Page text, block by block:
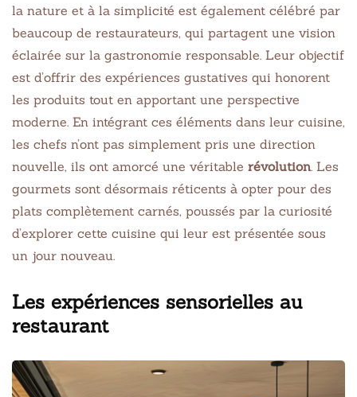
la nature et à la simplicité est également célébré par
beaucoup de restaurateurs, qui partagent une vision
éclairée sur la gastronomie responsable. Leur objectif
est d’offrir des expériences gustatives qui honorent
les produits tout en apportant une perspective
moderne. En intégrant ces éléments dans leur cuisine,
les chefs n’ont pas simplement pris une direction
nouvelle, ils ont amorcé une véritable révolution. Les
gourmets sont désormais réticents à opter pour des
plats complètement carnés, poussés par la curiosité
d’explorer cette cuisine qui leur est présentée sous
un jour nouveau.
Les expériences sensorielles au
restaurant